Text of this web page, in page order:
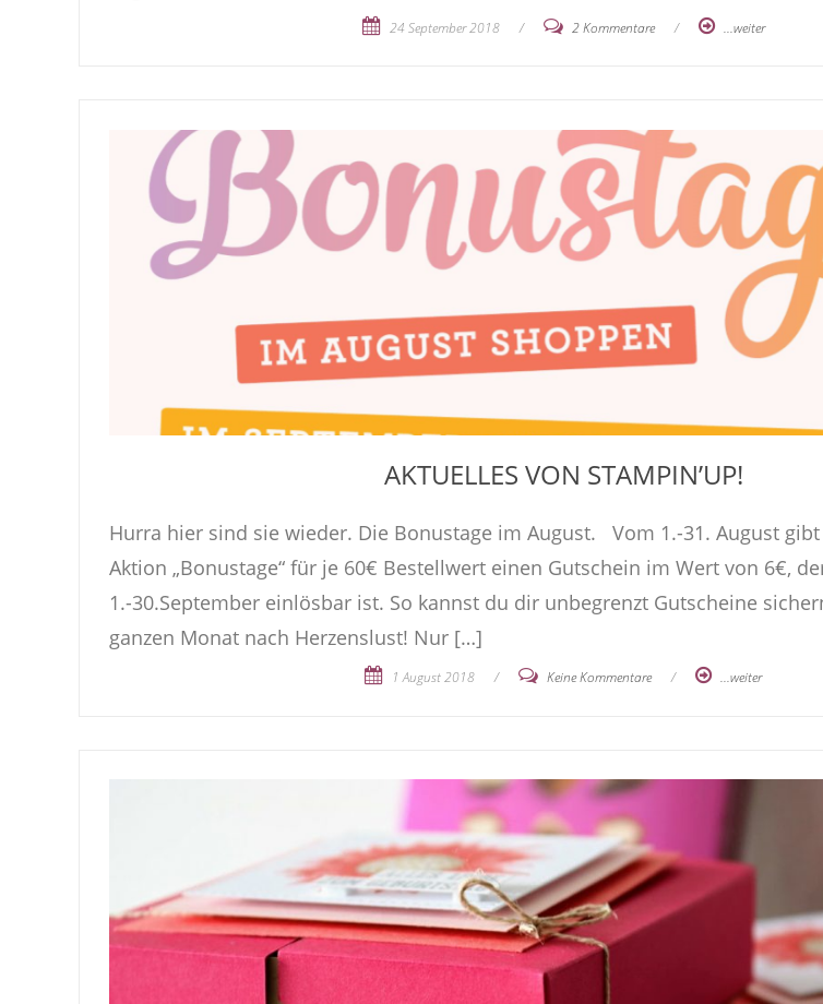
24 September 2018 / 2 Kommentare / ...weiter
AKTUELLES VON STAMPIN’UP!
Hurra hier sind sie wieder. Die Bonustage im August. Vom 1.-31. August
Aktion „Bonustage“ für je 60€ Bestellwert einen Gutschein im Wert von 6€,
1.-30.September einlösbar ist. So kannst du dir unbegrenzt Gutscheine
ganzen Monat nach Herzenslust! Nur […]
1 August 2018 / Keine Kommentare / ...weiter